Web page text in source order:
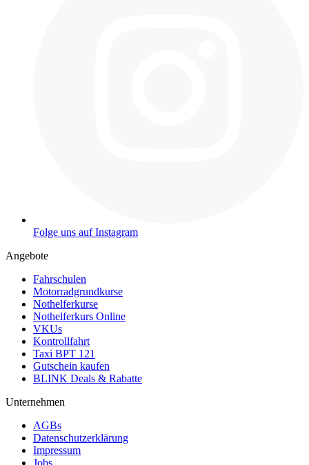
Folge uns auf Instagram
Angebote
Fahrschulen
Motorradgrundkurse
Nothelferkurse
Nothelferkurs Online
VKUs
Kontrollfahrt
Taxi BPT 121
Gutschein kaufen
BLINK Deals & Rabatte
Unternehmen
AGBs
Datenschutzerklärung
Impressum
Jobs